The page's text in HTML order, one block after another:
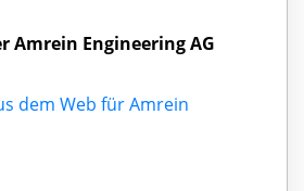
Amrein Engineering AG
dem Web für Amrein